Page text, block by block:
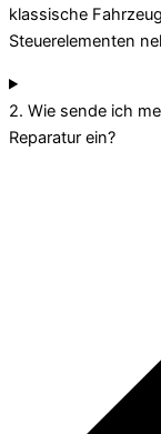
klassische
Steuerelementen
2. Wie sende ich
Reparatur ein?